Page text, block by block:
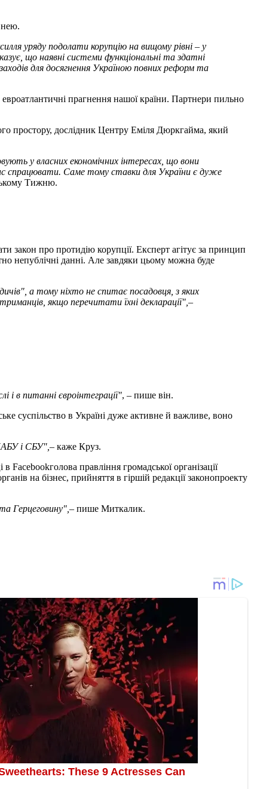
нею.
уряду подолати корупцію на вищому рівні – у
що наявні системи функціональні та здатні
для досягнення Україною повних реформ та
прагнення нашої країни. Партнери пильно
простору, дослідник Центру Еміля Дюркгайма, який
у власних економічних інтересах, що вони
спрацювати. Саме тому ставки для України є дуже
Тижню.
закон про протидію корупції. Експерт агітує за принцип
непублічні данні. Але завдяки цьому можна буде
а тому ніхто не спитає посадовця, з яких
якщо перечитати їхні декларації", –
і в питанні євроінтеграції", – пише він.
суспільство в Україні дуже активне й важливе, воно
і СБУ", – каже Круз.
Facebookголова правління громадської організації
на бізнес, прийняття в гіршій редакції законопроекту
Герцеговину", – пише Миткалик.